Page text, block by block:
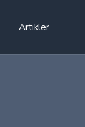
Artikler